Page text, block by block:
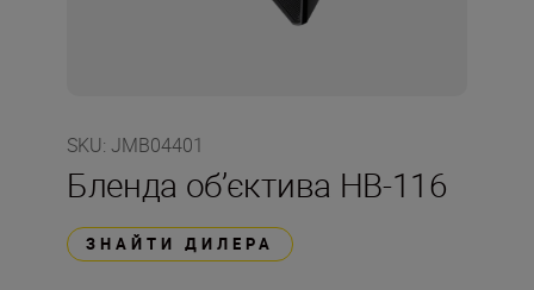
SKU: JMB04401
Бленда об’єктива HB-116
ЗНАЙТИ ДИЛЕРА